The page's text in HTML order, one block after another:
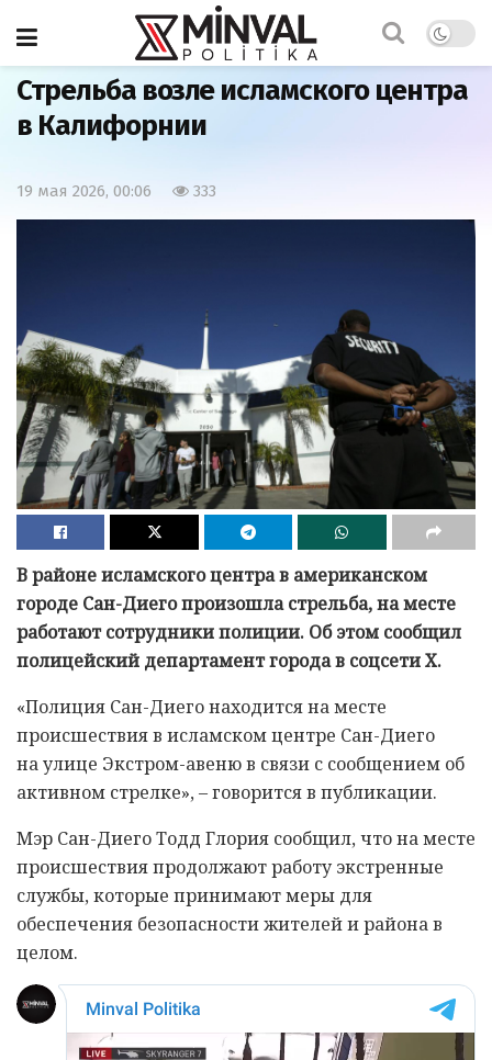
Главная
Стрельба возле исламского центра
в Калифорнии
19 мая 2026, 00:06 333
В районе исламского центра в американском
городе Сан-Диего произошла стрельба, на месте
работают сотрудники полиции. Об этом сообщил
полицейский департамент города в соцсети X.
«Полиция Сан-Диего находится на месте
происшествия в исламском центре Сан-Диего
на улице Экстром-авеню в связи с сообщением об
активном стрелке», – говорится в публикации.
Мэр Сан-Диего Тодд Глория сообщил, что на месте
происшествия продолжают работу экстренные
службы, которые принимают меры для
обеспечения безопасности жителей и района в
целом.